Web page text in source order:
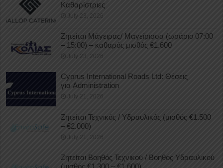
Καθαρίστριες
July 23, 2026
Ζητείται Μάγειρας/ Μαγείρισσα (ωράριο 07:00
– 15:00) – καθαρός μισθός €1.600
July 23, 2026
Cyprus International Roads Ltd: Θέσεις
για Administration
July 21, 2026
Ζητείται Τεχνικός / Υδραυλικός (μισθός €1.500
– €2.000)
July 21, 2026
Ζητείται Βοηθός Τεχνικού / Βοηθός Υδραυλικού
(μισθός €1.300 – €1.600)